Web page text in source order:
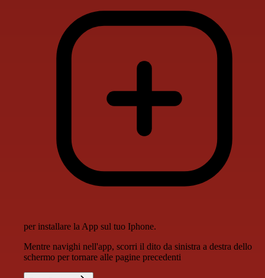
per installare la App sul tuo Iphone.
Mentre navighi nell'app, scorri il dito da sinistra a destra dello
schermo per tornare alle pagine precedenti